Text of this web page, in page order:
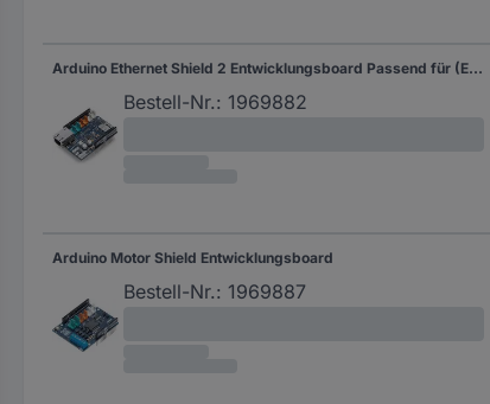
Arduino Ethernet Shield 2 Entwicklungsboard Passend für (Entwicklungskits): Arduino
Bestell-Nr.: 1969882
Arduino Motor Shield Entwicklungsboard
Bestell-Nr.: 1969887